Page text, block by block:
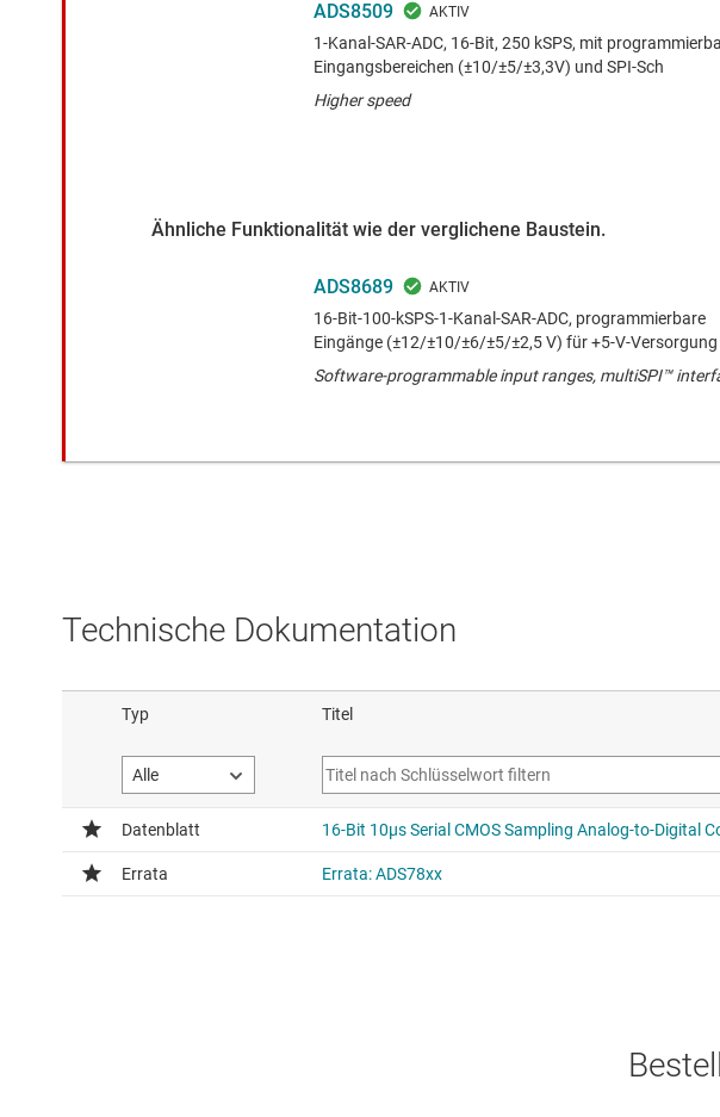
ADS8509
1-Kanal-SAR-ADC, 16-Bit, 250 kSPS, mit
Eingangsbereichen (±10/±5/±3,3V) und SPI-Sch
Higher speed
Ähnliche Funktionalität wie der verglichene Baustein.
ADS8689
16-Bit-100-kSPS-1-Kanal-SAR-ADC, programmierbare
Eingänge (±12/±10/±6/±5/±2,5 V) für +5-V-Versorgung
Software-programmable input ranges, multiSPI™
Technische Dokumentation